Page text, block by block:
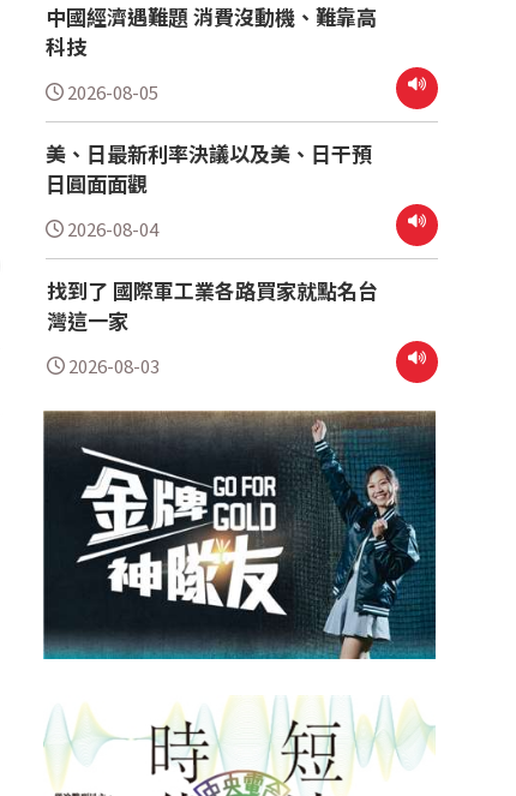
中國經濟遇難題 消費沒動機、難靠高
科技
2026-08-05
美、日最新利率決議以及美、日干預
日圓面面觀
2026-08-04
找到了 國際軍工業各路買家就點名台
灣這一家
2026-08-03